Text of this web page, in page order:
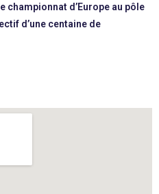
championnat d’Europe au pôle
d’une centaine de